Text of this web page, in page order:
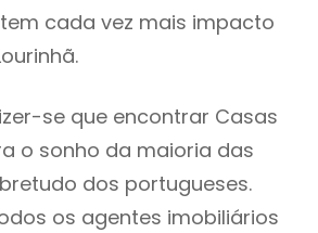
cada vez mais impacto
se que encontrar Casas
o sonho da maioria das
dos portugueses.
os agentes imobiliários